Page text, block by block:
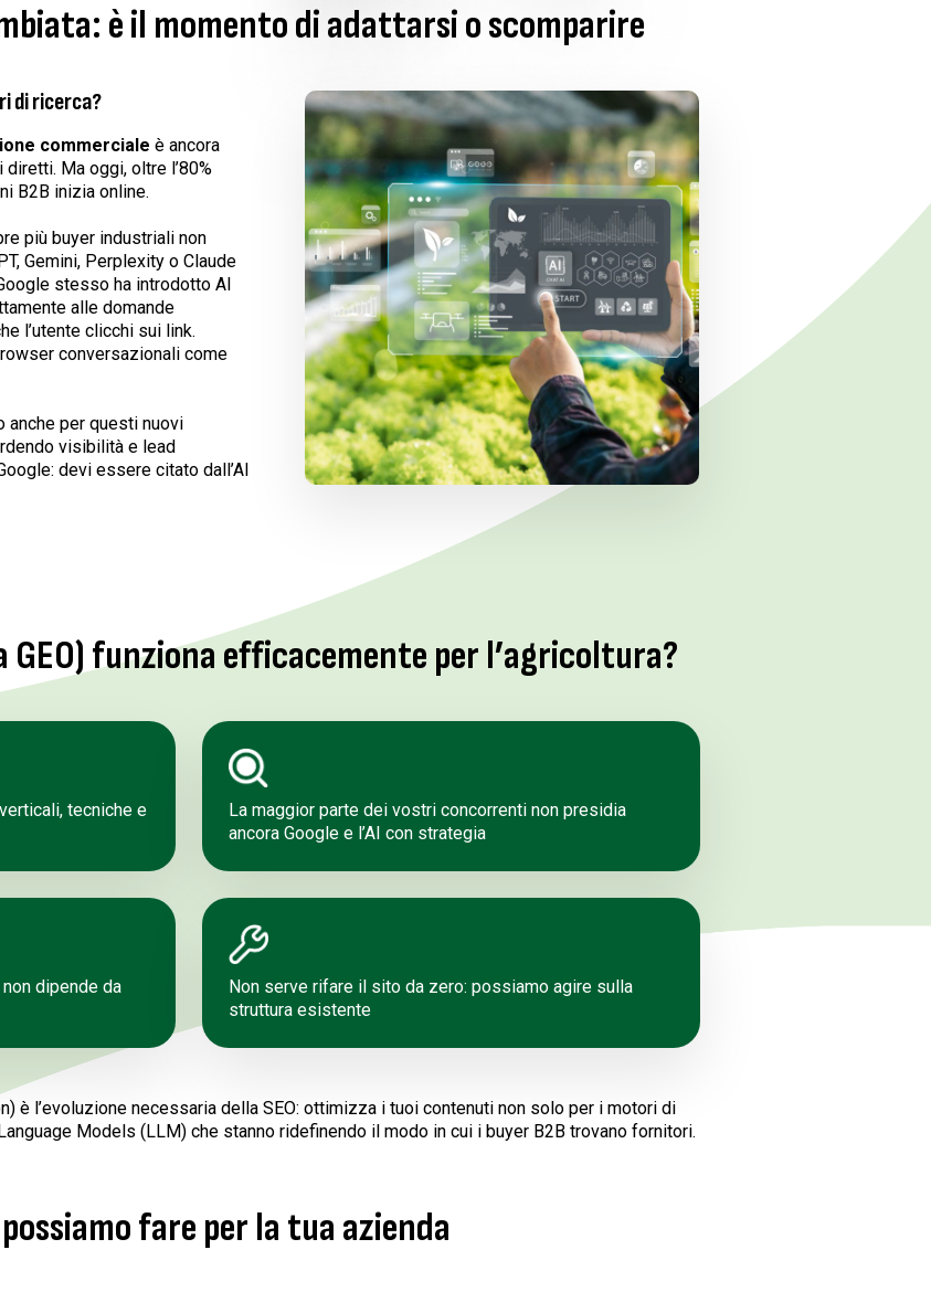
è il momento di adattarsi o scomparire
di ricerca?
commerciale è ancora
Ma oggi, oltre l’80%
B2B inizia online.
più buyer industriali non
Gemini, Perplexity o Claude
stesso ha introdotto AI
alle domande
l’utente clicchi sui link.
conversazionali come
per questi nuovi
visibilità e lead
devi essere citato dall’AI
GEO) funziona efficacemente per l’agricoltura?
tecniche e
La maggior parte dei vostri concorrenti non presidia
ancora Google e l’AI con strategia
dipende da
Non serve rifare il sito da zero: possiamo agire sulla
struttura esistente
è l’evoluzione necessaria della SEO: ottimizza i tuoi contenuti non solo per i motori di
Models (LLM) che stanno ridefinendo il modo in cui i buyer B2B trovano fornitori.
fare per la tua azienda